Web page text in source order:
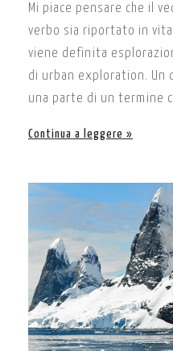
Mi piace pensare che il
verbo sia riportato in
viene definita
di urban exploration. Un
una parte di un termine
Continua a leggere